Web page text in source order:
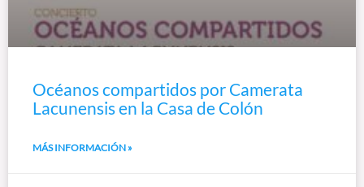
Océanos compartidos por Camerata
Lacunensis en la Casa de Colón
MÁS INFORMACIÓN »